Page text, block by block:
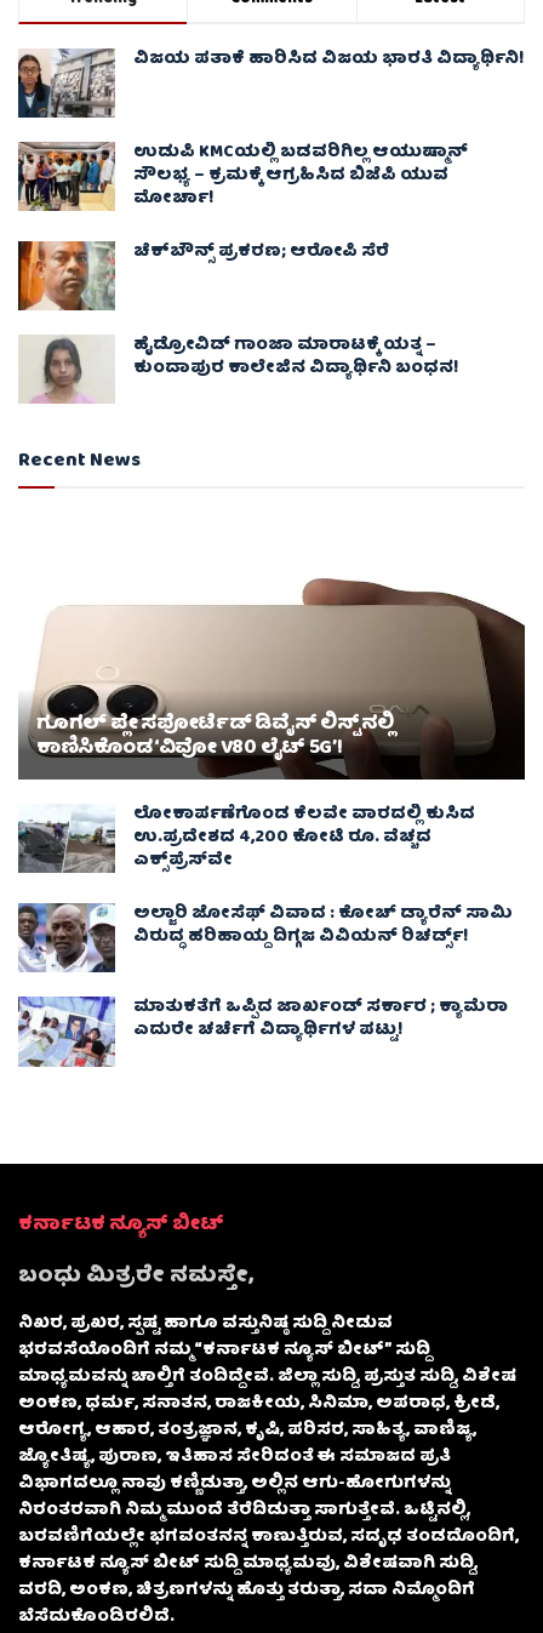
ವಿಜಯ ಪತಾಕೆ ಹಾರಿಸಿದ ವಿಜಯ ಭಾರತಿ ವಿದ್ಯಾರ್ಥಿನಿ!
ಉಡುಪಿ KMCಯಲ್ಲಿ ಬಡವರಿಗಿಲ್ಲ ಆಯುಷ್ಮಾನ್
ಸೌಲಭ್ಯ – ಕ್ರಮಕ್ಕೆ ಆಗ್ರಹಿಸಿದ ಬಿಜೆಪಿ ಯುವ
ಮೋರ್ಚಾ!
ಚೆಕ್​ಬೌನ್ಸ್​ ಪ್ರಕರಣ; ಆರೋಪಿ ಸೆರೆ
ಹೈಡ್ರೋವಿಡ್ ಗಾಂಜಾ ಮಾರಾಟಕ್ಕೆ ಯತ್ನ –
ಕುಂದಾಪುರ ಕಾಲೇಜಿನ ವಿದ್ಯಾರ್ಥಿನಿ ಬಂಧನ!
Recent News
ಗೂಗಲ್ ಪ್ಲೇ ಸಪೋರ್ಟೆಡ್ ಡಿವೈಸ್ ಲಿಸ್ಟ್‌ನಲ್ಲಿ
ಕಾಣಿಸಿಕೊಂಡ ‘ವಿವೋ V80 ಲೈಟ್ 5G’!
ಲೋಕಾರ್ಪಣೆಗೊಂಡ ಕೆಲವೇ ವಾರದಲ್ಲಿ ಕುಸಿದ
ಉ.ಪ್ರದೇಶದ 4,200 ಕೋಟಿ ರೂ. ವೆಚ್ಚದ
ಎಕ್ಸ್‌ಪ್ರೆಸ್‌ವೇ
ಅಲ್ಜಾರಿ ಜೋಸೆಫ್ ವಿವಾದ : ಕೋಚ್ ಡ್ಯಾರೆನ್ ಸಾಮಿ
ವಿರುದ್ಧ ಹರಿಹಾಯ್ದ ದಿಗ್ಗಜ ವಿವಿಯನ್ ರಿಚರ್ಡ್ಸ್!
ಮಾತುಕತೆಗೆ ಒಪ್ಪಿದ ಜಾರ್ಖಂಡ್ ಸರ್ಕಾರ ; ಕ್ಯಾಮೆರಾ
ಎದುರೇ ಚರ್ಚೆಗೆ ವಿದ್ಯಾರ್ಥಿಗಳ ಪಟ್ಟು!
ಕರ್ನಾಟಕ ನ್ಯೂಸ್ ಬೀಟ್
ಬಂಧು ಮಿತ್ರರೇ ನಮಸ್ತೇ,
ನಿಖರ, ಪ್ರಖರ, ಸ್ಪಷ್ಟ ಹಾಗೂ ವಸ್ತುನಿಷ್ಠ ಸುದ್ದಿ ನೀಡುವ
ಭರವಸೆಯೊಂದಿಗೆ ನಮ್ಮ “ಕರ್ನಾಟಕ ನ್ಯೂಸ್ ಬೀಟ್” ಸುದ್ದಿ
ಮಾಧ್ಯಮವನ್ನು ಚಾಲ್ತಿಗೆ ತಂದಿದ್ದೇವೆ. ಜಿಲ್ಲಾ ಸುದ್ದಿ, ಪ್ರಸ್ತುತ ಸುದ್ದಿ, ವಿಶೇಷ
ಅಂಕಣ, ಧರ್ಮ, ಸನಾತನ, ರಾಜಕೀಯ, ಸಿನಿಮಾ, ಅಪರಾಧ, ಕ್ರೀಡೆ,
ಆರೋಗ್ಯ, ಆಹಾರ, ತಂತ್ರಜ್ಞಾನ, ಕೃಷಿ, ಪರಿಸರ, ಸಾಹಿತ್ಯ, ವಾಣಿಜ್ಯ,
ಜ್ಯೋತಿಷ್ಯ, ಪುರಾಣ, ಇತಿಹಾಸ ಸೇರಿದಂತೆ ಈ ಸಮಾಜದ ಪ್ರತಿ
ವಿಭಾಗದಲ್ಲೂ ನಾವು ಕಣ್ಣಿಡುತ್ತಾ, ಅಲ್ಲಿನ ಆಗು-ಹೋಗುಗಳನ್ನು
ನಿರಂತರವಾಗಿ ನಿಮ್ಮ ಮುಂದೆ ತೆರೆದಿಡುತ್ತಾ ಸಾಗುತ್ತೇವೆ. ಒಟ್ಟಿನಲ್ಲಿ,
ಬರವಣಿಗೆಯಲ್ಲೇ ಭಗವಂತನನ್ನ ಕಾಣುತ್ತಿರುವ, ಸದೃಢ ತಂಡದೊಂದಿಗೆ,
ಕರ್ನಾಟಕ ನ್ಯೂಸ್ ಬೀಟ್ ಸುದ್ದಿ ಮಾಧ್ಯಮವು, ವಿಶೇಷವಾಗಿ ಸುದ್ದಿ,
ವರದಿ, ಅಂಕಣ, ಚಿತ್ರಣಗಳನ್ನು ಹೊತ್ತು ತರುತ್ತಾ, ಸದಾ ನಿಮ್ಮೊಂದಿಗೆ
ಬೆಸೆದುಕೊಂಡಿರಲಿದೆ.